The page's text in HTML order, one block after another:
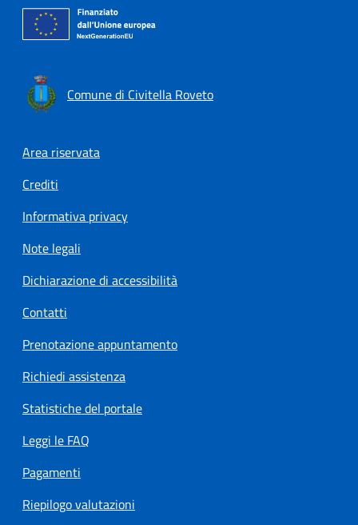
Comune di Civitella Roveto
Footer menu
Area riservata
Crediti
Informativa privacy
Note legali
Dichiarazione di accessibilità
Contatti
Prenotazione appuntamento
Richiedi assistenza
Statistiche del portale
Leggi le FAQ
Pagamenti
Riepilogo valutazioni